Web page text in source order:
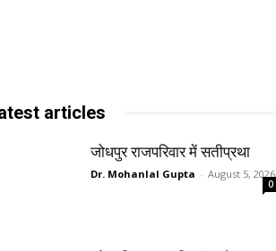
articles
जोधपुर राजपरिवार में सतीप्रथा
Dr. Mohanlal Gupta - August 5, 2026
0